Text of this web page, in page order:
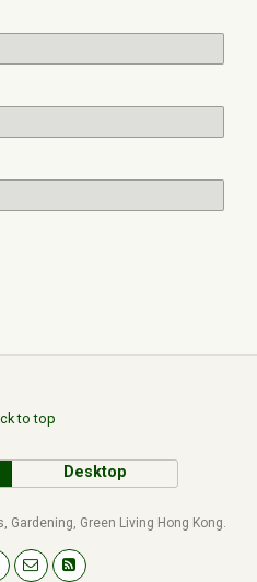
to top
Desktop
Green Living Hong Kong.